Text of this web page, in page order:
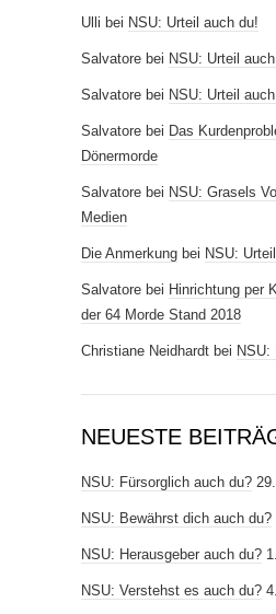
Ulli bei NSU: Urteil auch du!
Salvatore bei NSU: Urteil
Salvatore bei NSU: Urteil
Salvatore bei Das
Dönermorde
Salvatore bei NSU: Grasels
Medien
Die Anmerkung bei NSU:
Salvatore bei Hinrichtung per
der 64 Morde Stand 2018
Christiane Neidhardt bei NSU:
NEUESTE
NSU: Fürsorglich auch du?
NSU: Bewährst dich auch du?
NSU: Herausgeber auch du?
NSU: Verstehst es auch du?